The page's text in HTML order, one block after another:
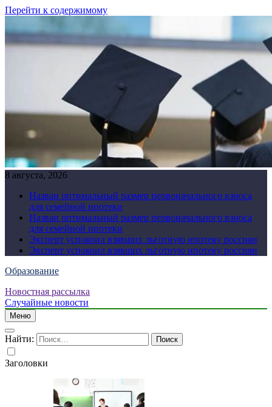
Перейти к содержимому
8 августа, 2026
Назван оптимальный размер первоначального взноса
для семейной ипотеки
Назван оптимальный размер первоначального взноса
для семейной ипотеки
Эксперт успокоил взявших льготную ипотеку россиян
Эксперт успокоил взявших льготную ипотеку россиян
Образование
Новостная рассылка
Случайные новости
Меню
Найти:
Заголовки